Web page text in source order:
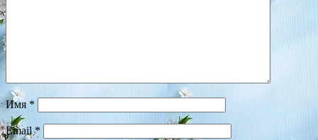
Имя *
Email*